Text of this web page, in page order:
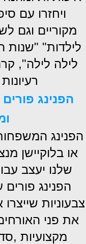
ויחזרו עם
מקוריים וגם
לילה לילה",
הפנינג
הפנינג
או בלוקיישן
שלנו יעצב
הפנינג
צבעוניות
את פני
מקצועיות